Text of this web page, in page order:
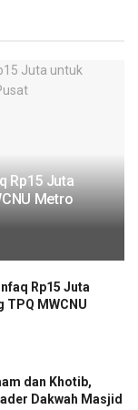
Rp15 Juta
Metro
Rp15 Juta
TPQ MWCNU
dan Khotib,
Dakwah Masjid